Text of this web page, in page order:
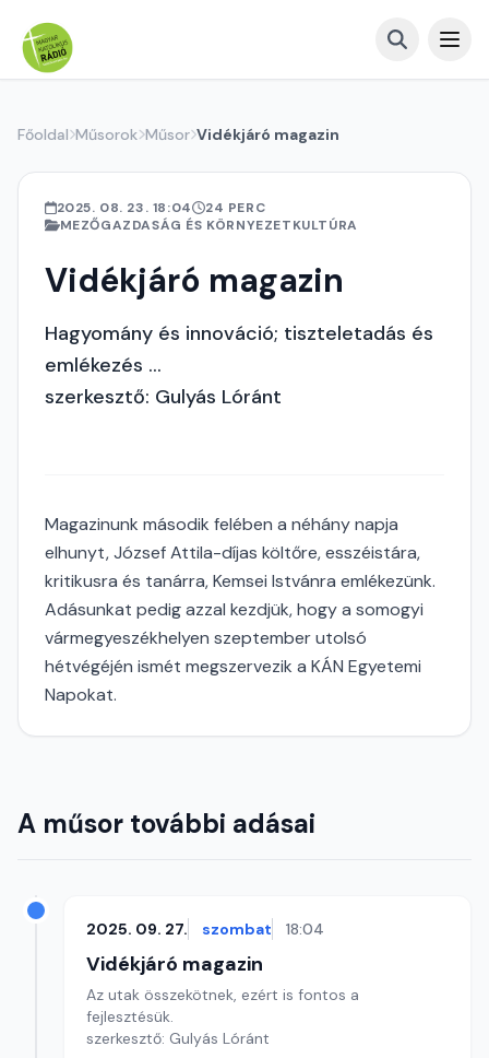
Főoldal Műsorok Műsor Vidékjáró magazin
2025. 08. 23. 18:04
24 PERC
MEZŐGAZDASÁG ÉS KÖRNYEZETKULTÚRA
Vidékjáró magazin
Hagyomány és innováció; tiszteletadás és
emlékezés ...
szerkesztő: Gulyás Lóránt
Magazinunk második felében a néhány napja
elhunyt, József Attila-díjas költőre, esszéistára,
kritikusra és tanárra, Kemsei Istvánra emlékezünk.
Adásunkat pedig azzal kezdjük, hogy a somogyi
vármegyeszékhelyen szeptember utolsó
hétvégéjén ismét megszervezik a KÁN Egyetemi
Napokat.
A műsor további adásai
2025. 09. 27. szombat 18:04
Vidékjáró magazin
Az utak összekötnek, ezért is fontos a
fejlesztésük.
szerkesztő: Gulyás Lóránt